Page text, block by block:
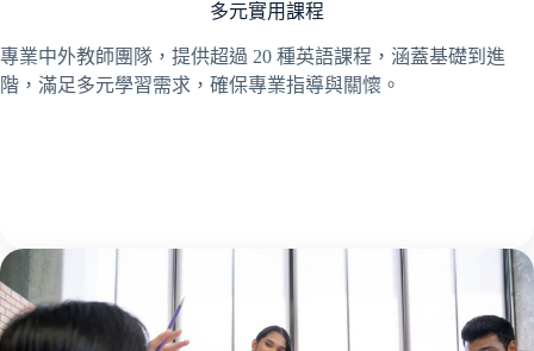
多元實用課程
專業中外教師團隊，提供超過 20 種英語課程，涵蓋基礎到進
階，滿足多元學習需求，確保專業指導與關懷。